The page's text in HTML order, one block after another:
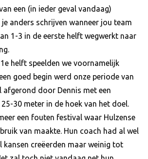
een (in ieder geval vandaag)
anders schrijven wanneer jou team
1-3 in de eerste helft wegwerkt naar
helft speelden we voornamelijk
goed begin werd onze periode van
afgerond door Dennis met een
30 meter in de hoek van het doel.
een fouten festival waar Hulzense
van maakte. Hun coach had al wel
kansen creëerden maar weinig tot